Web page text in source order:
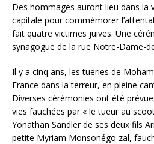
Des hommages auront lieu dans la
capitale pour commémorer
fait quatre victimes juives. Une
synagogue de la rue Notre-Dame-
Il y a cinq ans, les tueries de
France dans la terreur, en pleine
Diverses cérémonies ont été
vies fauchées par « le tueur au
Yonathan Sandler de ses deux fils
petite Myriam Monsonégo zal,